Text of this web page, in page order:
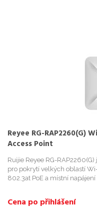
Reyee RG-RAP2260(G)
Access Point
Ruijie Reyee RG-
pro pokrytí velkých oblastí
802.3at PoE a místní
Cena po přihlášení